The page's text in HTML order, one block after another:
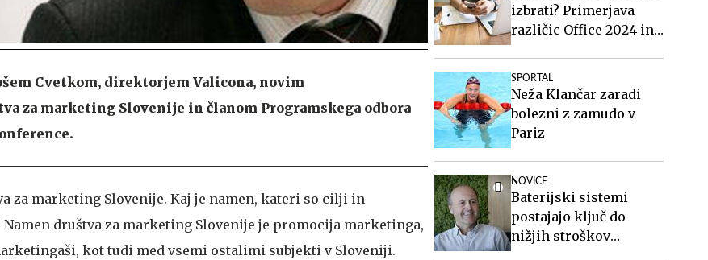
Cvetkom, direktorjem Valicona, novim
za marketing Slovenije in članom Programskega odbora
za marketing Slovenije. Kaj je namen, kateri so cilji in
Namen društva za marketing Slovenije je promocija marketinga,
kot tudi med vsemi ostalimi subjekti v Sloveniji.
izbrati? Primerjava
različic Office 2024 in
SPORTAL
Neža Klančar zaradi
bolezni z zamudo v
Pariz
NOVICE
Baterijski sistemi
postajajo ključ do
nižjih stroškov